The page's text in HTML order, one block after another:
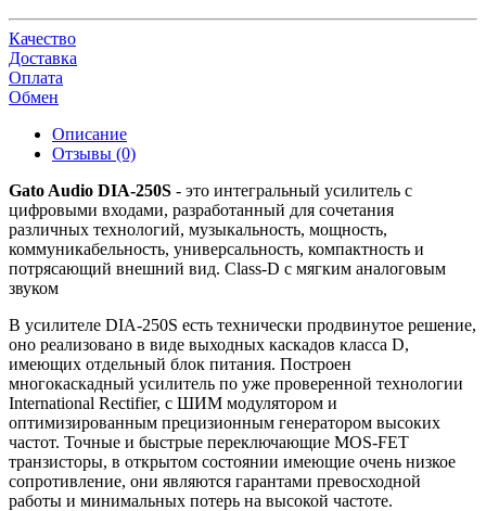
Качество
Доставка
Оплата
Обмен
Описание
Отзывы (0)
Gato Audio DIA-250S - это интегральный усилитель с
цифровыми входами, разработанный для сочетания
различных технологий, музыкальность, мощность,
коммуникабельность, универсальность, компактность и
потрясающий внешний вид. Class-D с мягким аналоговым
звуком
В усилителе DIA-250S есть технически продвинутое решение,
оно реализовано в виде выходных каскадов класса D,
имеющих отдельный блок питания. Построен
многокаскадный усилитель по уже проверенной технологии
International Rectifier, с ШИМ модулятором и
оптимизированным прецизионным генератором высоких
частот. Точные и быстрые переключающие MOS-FET
транзисторы, в открытом состоянии имеющие очень низкое
сопротивление, они являются гарантами превосходной
работы и минимальных потерь на высокой частоте.